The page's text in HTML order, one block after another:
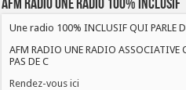
AFM RADIO UNE RADIO 100% INCLUSIF
Une radio 100% INCLUSIF QUI PARLE
AFM RADIO UNE RADIO ASSOCIATIVE
PAS DE C
Rendez-vous ici